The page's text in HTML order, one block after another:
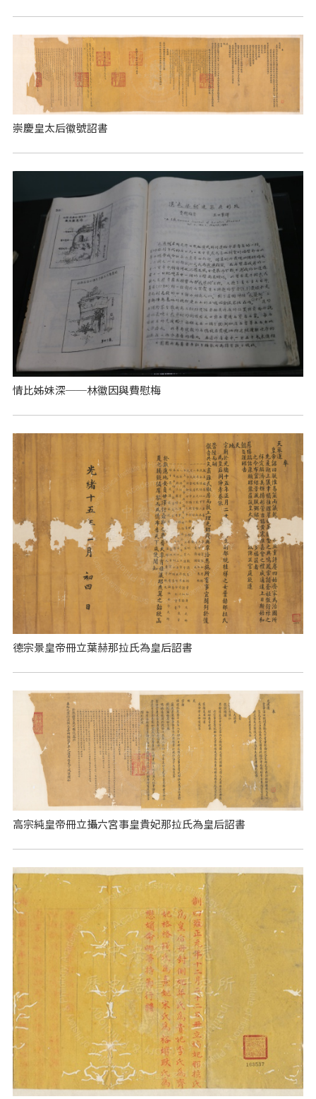
崇慶皇太后徽號詔書
情比姊妹深──林徽因與費慰梅
德宗景皇帝冊立葉赫那拉氏為皇后詔書
高宗純皇帝冊立攝六宮事皇貴妃那拉氏為皇后詔書